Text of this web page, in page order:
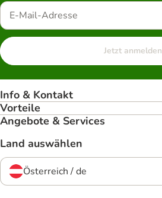
Jetzt anmelden
Info & Kontakt
Vorteile
Angebote & Services
Land auswählen
Österreich / de